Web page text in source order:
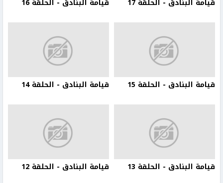
قيامة البنادق - الحلقة 15 قيامة البنادق - الحلقة 14
قيامة البنادق - الحلقة 13 قيامة البنادق - الحلقة 12